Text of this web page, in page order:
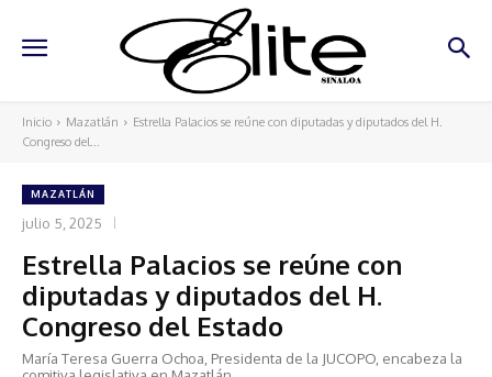
Inicio Mazatlán
Estrella Palacios se reúne con diputadas y diputados del H.
Congreso del...
MAZATLÁN
julio 5, 2025
Estrella Palacios se reúne con
diputadas y diputados del H.
Congreso del Estado
María Teresa Guerra Ochoa, Presidenta de la JUCOPO, encabeza la